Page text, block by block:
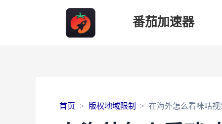
番茄加速器
首页 版权地域限制 在海外怎么看咪咕